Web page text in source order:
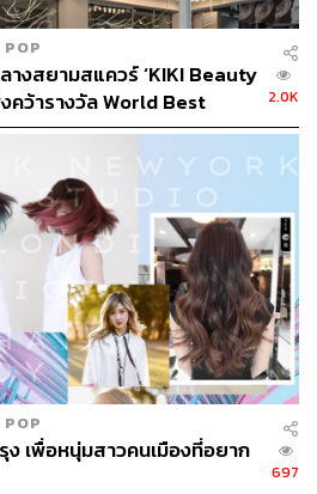
นสูตรทรีตเมนต์ Energycode™
อเข้าสู่ขั้นตอนการทำทรีตเมนต์
Treatment นั้นดีงามยิ่งกว่า ซึ่ง
ละที่แรกในประเทศไทยที่มีการ
งคิดค้น 10 ขั้นตอนในการดูแลและ
ลิตภัณฑ์ต่างๆ ของ System
ยวว่าการผสมผสานสูตรที่เลือก
ารแก้ปัญหาเส้นผมในแบบที่แตก
เข้ากันได้ดีมากๆ ทั้งเรื่องกลิ่น
มพลังให้เส้นผมกลับมาสุขภาพดี
คร์ Liquid Hair ที่เข้าเติมเต็มกรด
ย เพื่อเติมเส้นใยผมตลอดเส้น ตาม
เส้นผมและหนังศีรษะของเรา สิ่งที่
รได้รับบริการดีๆ และได้ใช้
รนวดกดจุดด้วยศาสตร์การนวด
ำทรีตเมนต์ให้ด้วย
POP
างสยามสแควร์ ‘KIKI Beauty
คว้ารางวัล World Best
2.0K
POP
ง เพื่อหนุ่มสาวคนเมืองที่อยาก
697